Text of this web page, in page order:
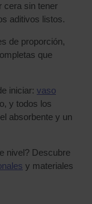
cera sin tener
aditivos listos.
de proporción,
que
iniciar: vaso
y todos los
absorbente y un
nivel? Descubre
y materiales